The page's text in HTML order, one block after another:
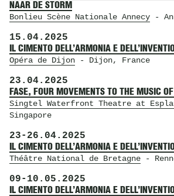
NAAR DE STORM
Bonlieu Scène Nationale Annecy-
15.04.2025
IL CIMENTO DELL’ARMONIA E
Opéra de Dijon- Dijon, France
23.04.2025
FASE, FOUR MOVEMENTS TO THE MUSIC
Singtel Waterfront Theatre at
Singapore
23- 26.04.2025
IL CIMENTO DELL’ARMONIA E
Théâtre National de Bretagne-
09- 10.05.2025
IL CIMENTO DELL’ARMONIA E